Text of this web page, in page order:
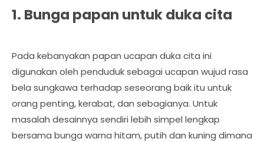
1. Bunga papan untuk duka cita
Pada kebanyakan papan ucapan duka cita ini
digunakan oleh penduduk sebagai ucapan wujud rasa
bela sungkawa terhadap seseorang baik itu untuk
orang penting, kerabat, dan sebagianya. Untuk
masalah desainnya sendiri lebih simpel lengkap
bersama bunga warna hitam, putih dan kuning dimana